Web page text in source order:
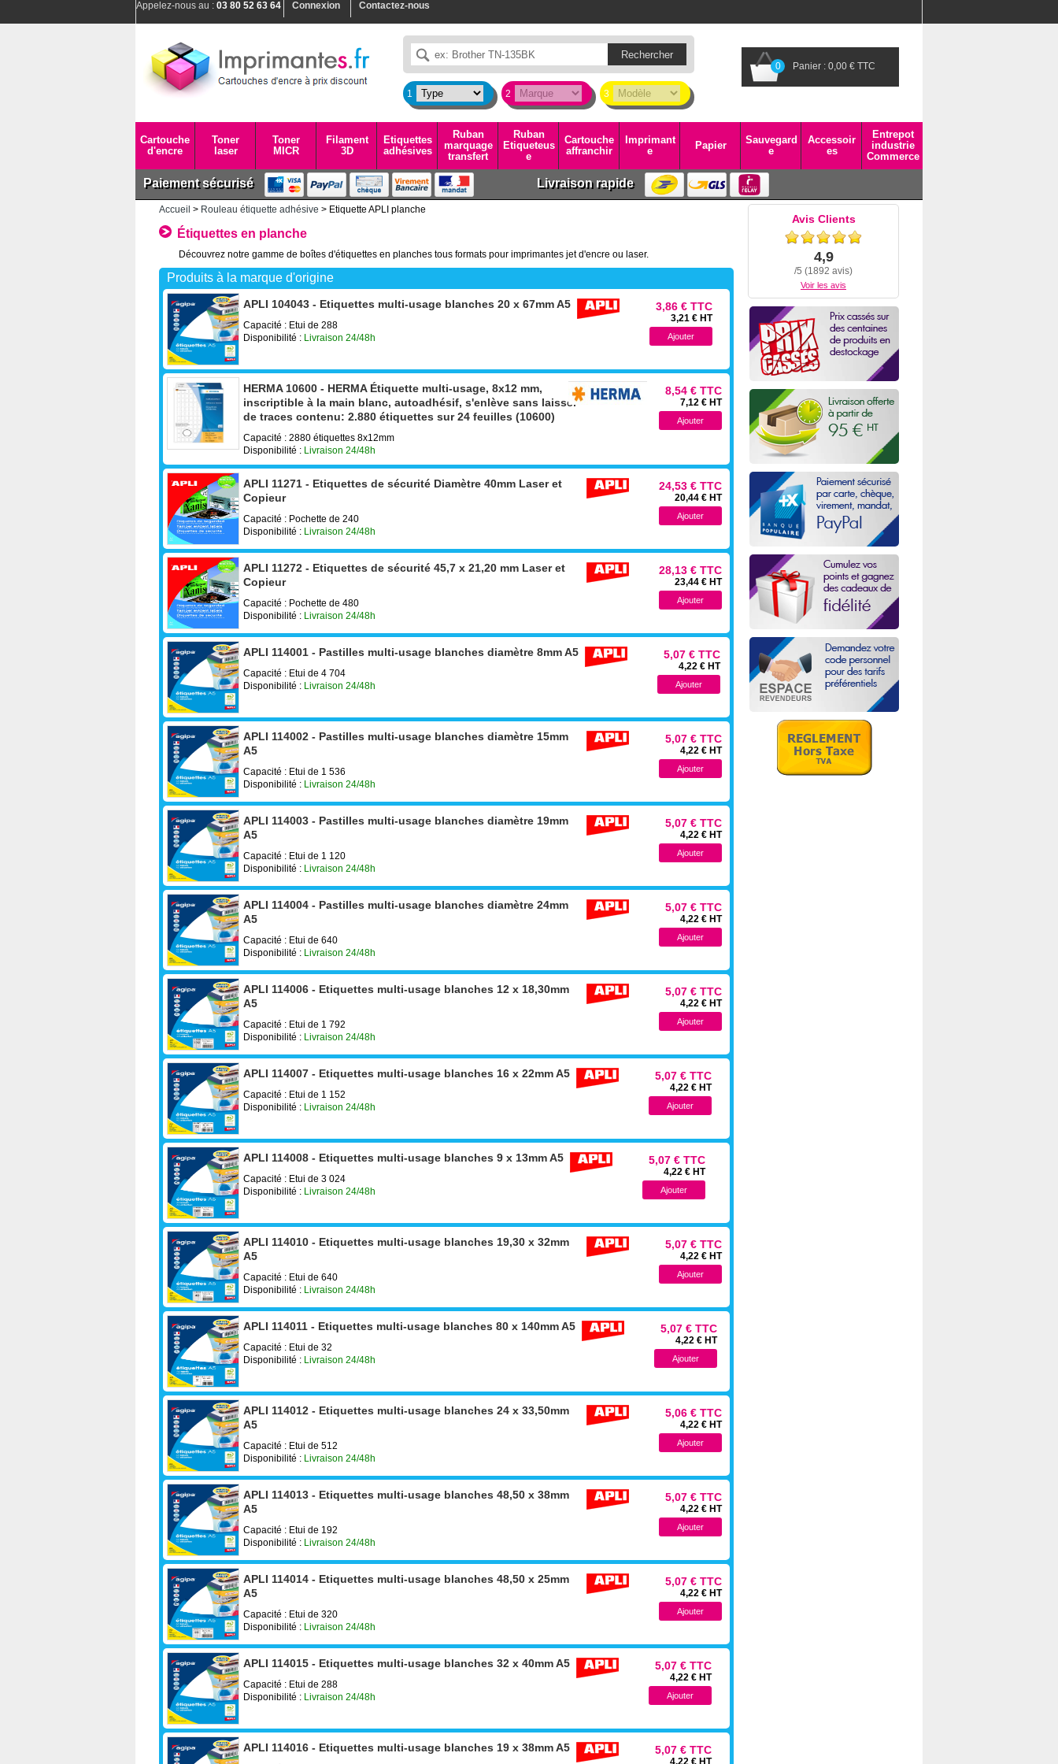
Appelez-nous au : 03 80 52 63 64 Connexion Contactez-nous
1 2 3
0 Panier : 0,00 € TTC
Cartouche
d'encre
Toner
laser
Toner
MICR
Filament
3D
Etiquettes
adhésives
Ruban
marquage
transfert
Ruban
Etiqueteus
e
Cartouche
affranchir
Imprimant
e
Papier
Sauvegard
e
Accessoir
es
Entrepot
industrie
Commerce
Paiement sécurisé Livraison rapide
Accueil > Rouleau étiquette adhésive > Etiquette APLI planche
Étiquettes en planche
Découvrez notre gamme de boîtes d'étiquettes en planches tous formats pour imprimantes jet d'encre ou laser.
Produits à la marque d'origine
APLI 104043 - Etiquettes multi-usage blanches 20 x 67mm A5
Capacité : Etui de 288
Disponibilité : Livraison 24/48h
3,86 € TTC
3,21 € HT
HERMA 10600 - HERMA Étiquette multi-usage, 8x12 mm,
inscriptible à la main blanc, autoadhésif, s'enlève sans laisser
de traces contenu: 2.880 étiquettes sur 24 feuilles (10600)
Capacité : 2880 étiquettes 8x12mm
Disponibilité : Livraison 24/48h
8,54 € TTC
7,12 € HT
APLI 11271 - Etiquettes de sécurité Diamètre 40mm Laser et
Copieur
Capacité : Pochette de 240
Disponibilité : Livraison 24/48h
24,53 € TTC
20,44 € HT
APLI 11272 - Etiquettes de sécurité 45,7 x 21,20 mm Laser et
Copieur
Capacité : Pochette de 480
Disponibilité : Livraison 24/48h
28,13 € TTC
23,44 € HT
APLI 114001 - Pastilles multi-usage blanches diamètre 8mm A5
Capacité : Etui de 4 704
Disponibilité : Livraison 24/48h
5,07 € TTC
4,22 € HT
APLI 114002 - Pastilles multi-usage blanches diamètre 15mm
A5
Capacité : Etui de 1 536
Disponibilité : Livraison 24/48h
5,07 € TTC
4,22 € HT
APLI 114003 - Pastilles multi-usage blanches diamètre 19mm
A5
Capacité : Etui de 1 120
Disponibilité : Livraison 24/48h
5,07 € TTC
4,22 € HT
APLI 114004 - Pastilles multi-usage blanches diamètre 24mm
A5
Capacité : Etui de 640
Disponibilité : Livraison 24/48h
5,07 € TTC
4,22 € HT
APLI 114006 - Etiquettes multi-usage blanches 12 x 18,30mm
A5
Capacité : Etui de 1 792
Disponibilité : Livraison 24/48h
5,07 € TTC
4,22 € HT
APLI 114007 - Etiquettes multi-usage blanches 16 x 22mm A5
Capacité : Etui de 1 152
Disponibilité : Livraison 24/48h
5,07 € TTC
4,22 € HT
APLI 114008 - Etiquettes multi-usage blanches 9 x 13mm A5
Capacité : Etui de 3 024
Disponibilité : Livraison 24/48h
5,07 € TTC
4,22 € HT
APLI 114010 - Etiquettes multi-usage blanches 19,30 x 32mm
A5
Capacité : Etui de 640
Disponibilité : Livraison 24/48h
5,07 € TTC
4,22 € HT
APLI 114011 - Etiquettes multi-usage blanches 80 x 140mm A5
Capacité : Etui de 32
Disponibilité : Livraison 24/48h
5,07 € TTC
4,22 € HT
APLI 114012 - Etiquettes multi-usage blanches 24 x 33,50mm
A5
Capacité : Etui de 512
Disponibilité : Livraison 24/48h
5,06 € TTC
4,22 € HT
APLI 114013 - Etiquettes multi-usage blanches 48,50 x 38mm
A5
Capacité : Etui de 192
Disponibilité : Livraison 24/48h
5,07 € TTC
4,22 € HT
APLI 114014 - Etiquettes multi-usage blanches 48,50 x 25mm
A5
Capacité : Etui de 320
Disponibilité : Livraison 24/48h
5,07 € TTC
4,22 € HT
APLI 114015 - Etiquettes multi-usage blanches 32 x 40mm A5
Capacité : Etui de 288
Disponibilité : Livraison 24/48h
5,07 € TTC
4,22 € HT
APLI 114016 - Etiquettes multi-usage blanches 19 x 38mm A5 5,07 € TTC
4,22 € HT
Avis Clients
4,9
/5 (1892 avis)
Voir les avis